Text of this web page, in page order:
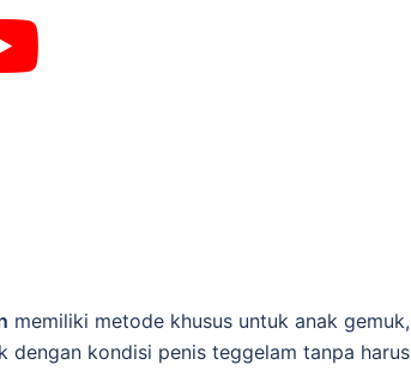
memiliki metode khusus untuk anak gemuk,
kondisi penis teggelam tanpa harus